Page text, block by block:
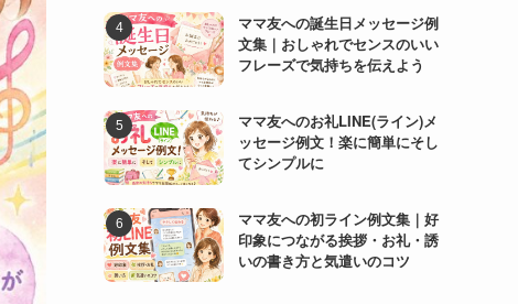
ママ友への誕生日メッセージ例
文集｜おしゃれでセンスのいい
フレーズで気持ちを伝えよう
ママ友へのお礼LINE(ライン)メ
ッセージ例文！楽に簡単にそし
てシンプルに
ママ友への初ライン例文集｜好
印象につながる挨拶・お礼・誘
いの書き方と気遣いのコツ